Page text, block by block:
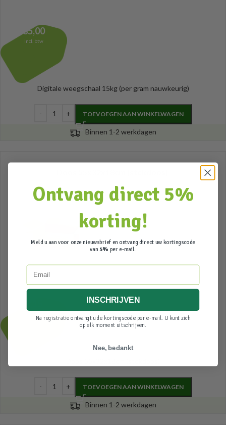
85,00
Incl. btw
Digitale weegschaal 15kg (per gram nauwkeurig)
TOEVOEGEN AAN WINKELWAGEN
Binnen 1-2 werkdagen
TOEVOEGEN AAN WINKELWAGEN
Binnen 1-2 werkdagen
Ontvang direct 5%
korting!
Meld u aan voor onze nieuwsbrief en ontvang direct uw kortingscode
van 5% per e-mail.
Email
INSCHRIJVEN
Na registratie ontvangt u de kortingscode per e-mail. U kunt zich
op elk moment uitschrijven.
Nee, bedankt